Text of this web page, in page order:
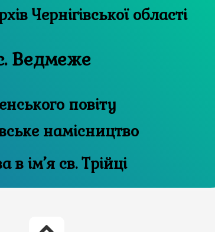
Державний архів Чернігівської області
Ведмеже
повіту
намісництво
в ім’я св. Трійці